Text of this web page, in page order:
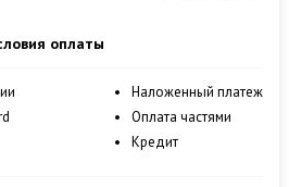
оплаты
Наложенный платеж
Оплата частями
Кредит